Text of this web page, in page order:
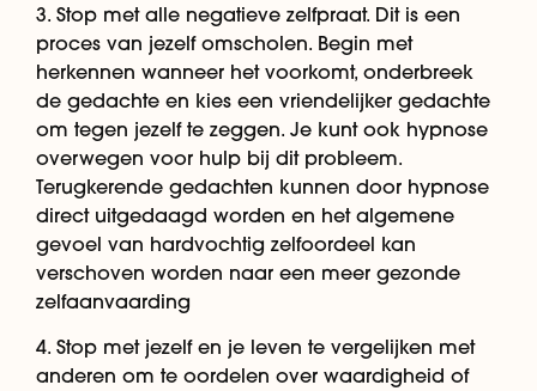
3. Stop met alle negatieve zelfpraat. Dit is een
proces van jezelf omscholen. Begin met
herkennen wanneer het voorkomt, onderbreek
de gedachte en kies een vriendelijker gedachte
om tegen jezelf te zeggen. Je kunt ook hypnose
overwegen voor hulp bij dit probleem.
Terugkerende gedachten kunnen door hypnose
direct uitgedaagd worden en het algemene
gevoel van hardvochtig zelfoordeel kan
verschoven worden naar een meer gezonde
zelfaanvaarding
4. Stop met jezelf en je leven te vergelijken met
anderen om te oordelen over waardigheid of